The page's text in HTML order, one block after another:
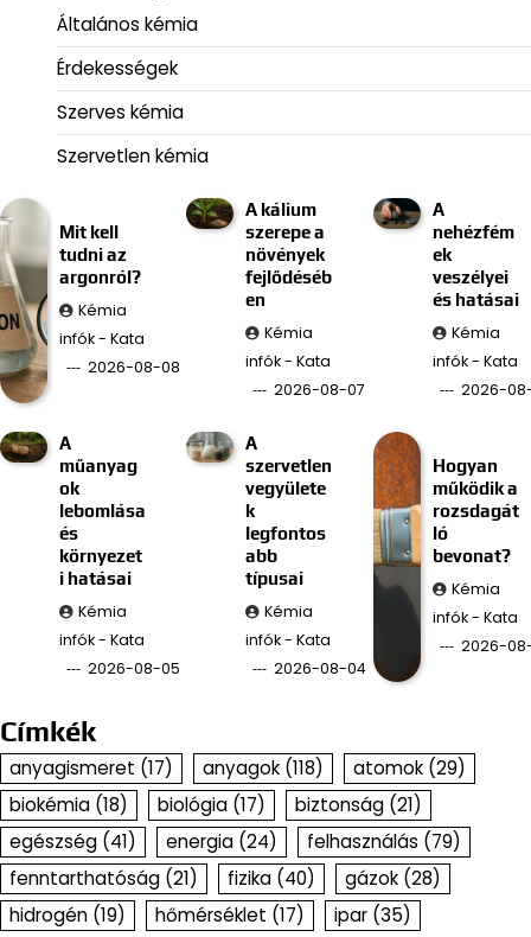
Általános kémia
Érdekességek
Szerves kémia
Szervetlen kémia
Mit kell
tudni az
argonról?
Kémia
infók - Kata
2026-08-08
A kálium
szerepe a
növények
fejlődéséb
en
Kémia
infók - Kata
2026-08-07
A
nehézfém
ek
veszélyei
és hatásai
Kémia
infók - Kata
2026-
A
műanyag
ok
lebomlása
és
környezet
i hatásai
Kémia
infók - Kata
2026-08-05
A
szervetlen
vegyülete
k
legfontos
abb
típusai
Kémia
infók - Kata
2026-08-04
Hogyan
működik a
rozsdagát
ló
bevonat?
Kémia
infók - Kata
2026-
Címkék
anyagismeret (17) anyagok (118) atomok (29)
biokémia (18) biológia (17) biztonság (21)
egészség (41) energia (24) felhasználás (79)
fenntarthatóság (21) fizika (40) gázok (28)
hidrogén (19) hőmérséklet (17) ipar (35)